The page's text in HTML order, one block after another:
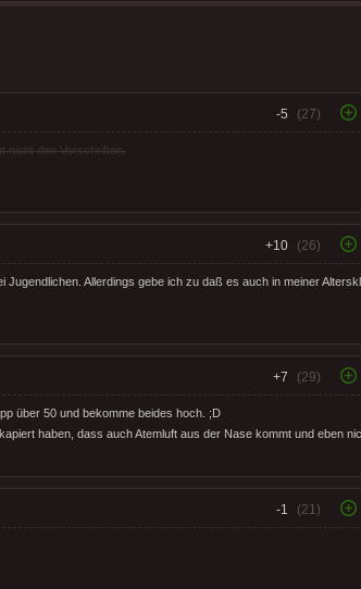
-5 (27)
nicht den Vorschriften.
+10 (26)
Allerdings gebe ich zu daß es auch in meiner
+7 (29)
über 50 und bekomme beides hoch. ;D
haben, dass auch Atemluft aus der Nase kommt und eben
-1 (21)